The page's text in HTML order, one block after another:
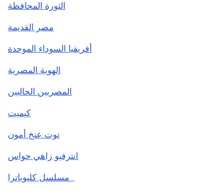
الثورة المحافظة
مصر القديمة
أفريقيا السوداء الموحدة
الهوية المصرية
المصريين الحاليين
كيميت
توت عنخ أمون
انترفيو زاهي حواس